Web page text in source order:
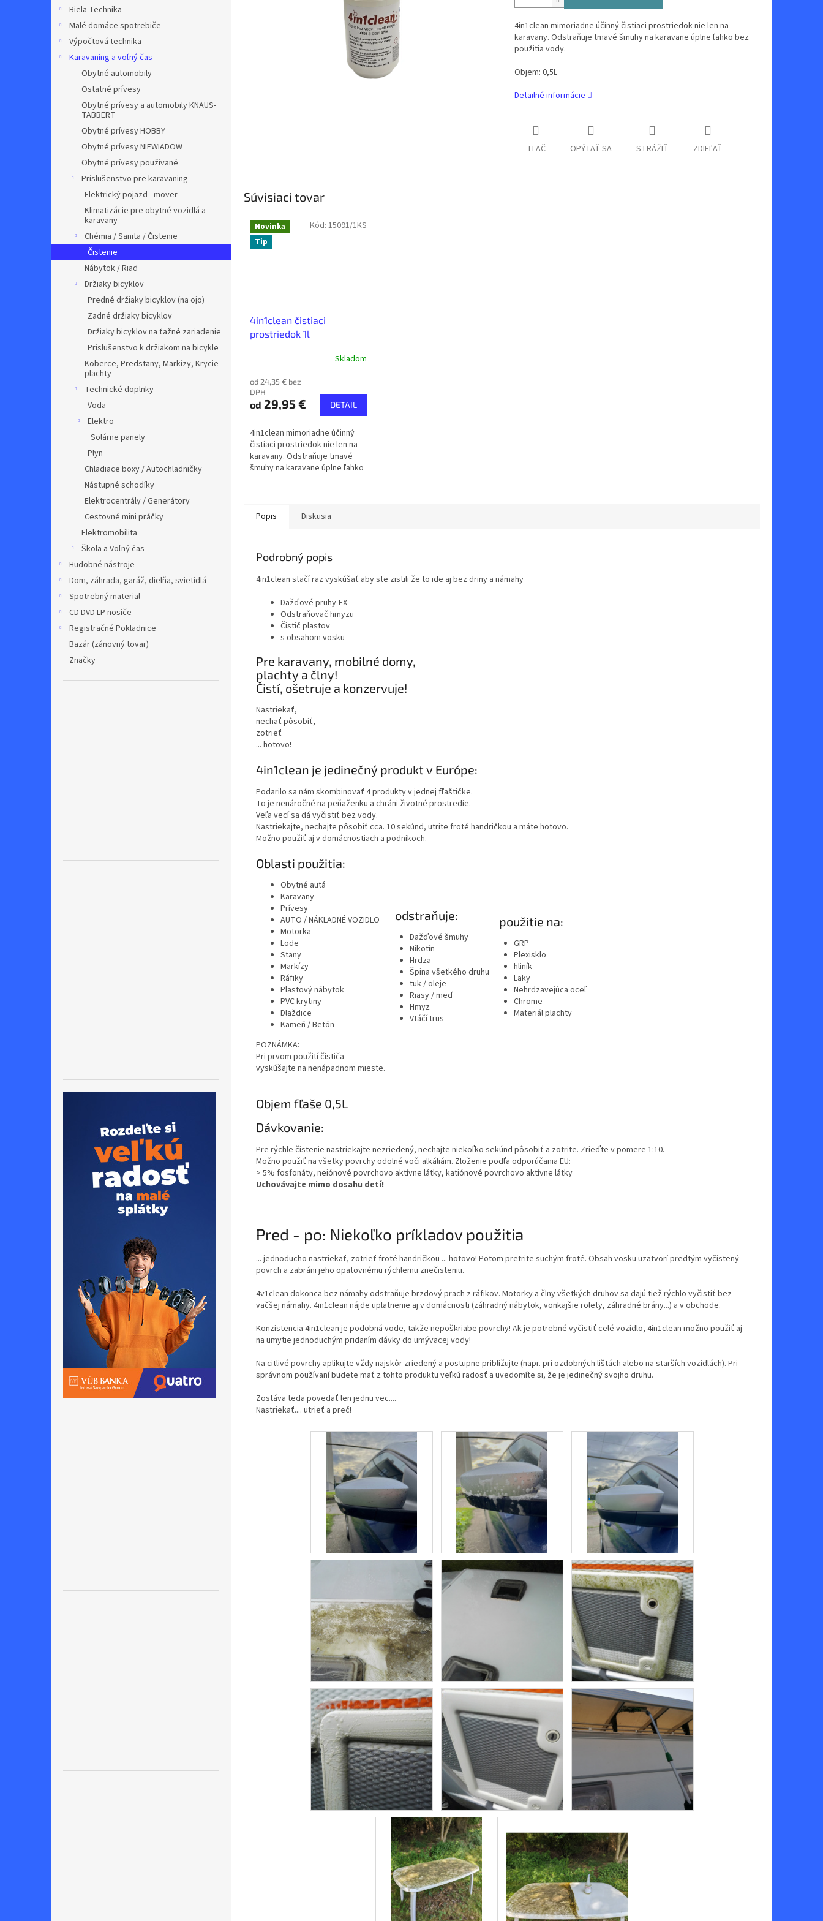
Biela Technika
Malé domáce spotrebiče
Výpočtová technika
Karavaning a voľný čas
Obytné automobily
Ostatné prívesy
Obytné prívesy a automobily KNAUS-
TABBERT
Obytné prívesy HOBBY
Obytné prívesy NIEWIADOW
Obytné prívesy používané
Príslušenstvo pre karavaning
Elektrický pojazd - mover
Klimatizácie pre obytné vozidlá a
karavany
Chémia / Sanita / Čistenie
Čistenie
Nábytok / Riad
Držiaky bicyklov
Predné držiaky bicyklov (na ojo)
Zadné držiaky bicyklov
Držiaky bicyklov na ťažné zariadenie
Príslušenstvo k držiakom na bicykle
Koberce, Predstany, Markízy, Krycie
plachty
Technické doplnky
Voda
Elektro
Solárne panely
Plyn
Chladiace boxy / Autochladničky
Nástupné schodíky
Elektrocentrály / Generátory
Cestovné mini práčky
Elektromobilita
Škola a Voľný čas
Hudobné nástroje
Dom, záhrada, garáž, dielňa, svietidlá
Spotrebný material
CD DVD LP nosiče
Registračné Pokladnice
Bazár (zánovný tovar)
Značky
4in1clean mimoriadne účinný čistiaci prostriedok nie len na
karavany. Odstraňuje tmavé šmuhy na karavane úplne ľahko bez
použitia vody.
Objem: 0,5L
Detailné informácie
TLAČ OPÝTAŤ SA STRÁŽIŤ ZDIEĽAŤ
Súvisiaci tovar
Novinka
Tip
4in1clean čistiaci
prostriedok 1l
Skladom
od 24,35 € bez
DPH
od 29,95 € DETAIL
4in1clean mimoriadne účinný
čistiaci prostriedok nie len na
karavany. Odstraňuje tmavé
šmuhy na karavane úplne ľahko
Kód: 15091/1KS
Popis Diskusia
Podrobný popis
4in1clean stačí raz vyskúšať aby ste zistili že to ide aj bez driny a námahy
Dažďové pruhy-EX
Odstraňovač hmyzu
Čistič plastov
s obsahom vosku
Pre karavany, mobilné domy,
plachty a člny!
Čistí, ošetruje a konzervuje!
Nastriekať,
nechať pôsobiť,
zotrieť
... hotovo!
4in1clean je jedinečný produkt v Európe:
Podarilo sa nám skombinovať 4 produkty v jednej fľaštičke.
To je nenáročné na peňaženku a chráni životné prostredie.
Veľa vecí sa dá vyčistiť bez vody.
Nastriekajte, nechajte pôsobiť cca. 10 sekúnd, utrite froté handričkou a máte hotovo.
Možno použiť aj v domácnostiach a podnikoch.
Oblasti použitia:
Obytné autá
Karavany
Prívesy
AUTO / NÁKLADNÉ VOZIDLO
Motorka
Lode
Stany
Markízy
Ráfiky
Plastový nábytok
PVC krytiny
Dlaždice
Kameň / Betón
POZNÁMKA:
Pri prvom použití čističa
vyskúšajte na nenápadnom mieste.
odstraňuje:
Dažďové šmuhy
Nikotín
Hrdza
Špina všetkého druhu
tuk / oleje
Riasy / meď
Hmyz
Vtáčí trus
použitie na:
GRP
Plexisklo
hliník
Laky
Nehrdzavejúca oceľ
Chrome
Materiál plachty
Objem fľaše 0,5L
Dávkovanie:
Pre rýchle čistenie nastriekajte nezriedený, nechajte niekoľko sekúnd pôsobiť a zotrite. Zrieďte v pomere 1:10.
Možno použiť na všetky povrchy odolné voči alkáliám. Zloženie podľa odporúčania EU:
> 5% fosfonáty, neiónové povrchovo aktívne látky, katiónové povrchovo aktívne látky
Uchovávajte mimo dosahu detí!
Pred - po: Niekoľko príkladov použitia
... jednoducho nastriekať, zotrieť froté handričkou ... hotovo! Potom pretrite suchým froté. Obsah vosku uzatvorí predtým vyčistený
povrch a zabráni jeho opätovnému rýchlemu znečisteniu.
4v1clean dokonca bez námahy odstraňuje brzdový prach z ráfikov. Motorky a člny všetkých druhov sa dajú tiež rýchlo vyčistiť bez
väčšej námahy. 4in1clean nájde uplatnenie aj v domácnosti (záhradný nábytok, vonkajšie rolety, záhradné brány...) a v obchode.
Konzistencia 4in1clean je podobná vode, takže nepoškriabe povrchy! Ak je potrebné vyčistiť celé vozidlo, 4in1clean možno použiť aj
na umytie jednoduchým pridaním dávky do umývacej vody!
Na citlivé povrchy aplikujte vždy najskôr zriedený a postupne približujte (napr. pri ozdobných lištách alebo na starších vozidlách). Pri
správnom používaní budete mať z tohto produktu veľkú radosť a uvedomíte si, že je jedinečný svojho druhu.
Zostáva teda povedať len jednu vec....
Nastriekať.... utrieť a preč!